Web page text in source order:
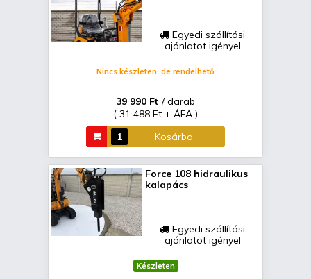
Egyedi szállítási
ajánlatot igényel
Nincs készleten, de rendelhető
39 990 Ft / darab
( 31 488 Ft + ÁFA )
Kosárba
Force 108 hidraulikus
kalapács
Egyedi szállítási
ajánlatot igényel
Készleten